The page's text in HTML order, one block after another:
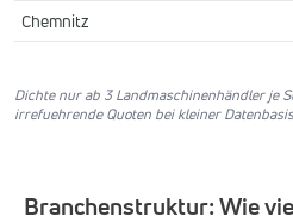
Chemnitz
Dichte nur ab 3 Landmaschinenhändler je
irrefuehrende Quoten bei kleiner
Branchenstruktur: Wie